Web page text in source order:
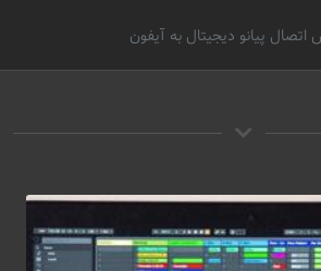
پیانو دیجیتال به آیفون